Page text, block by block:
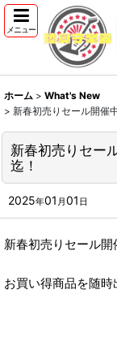
メニュー
ホーム > What's New
> 新春初売りセール開催
新春初売りセー
迄！
2025年01 月01 日
新春初売りセール
お買い得商品を随時